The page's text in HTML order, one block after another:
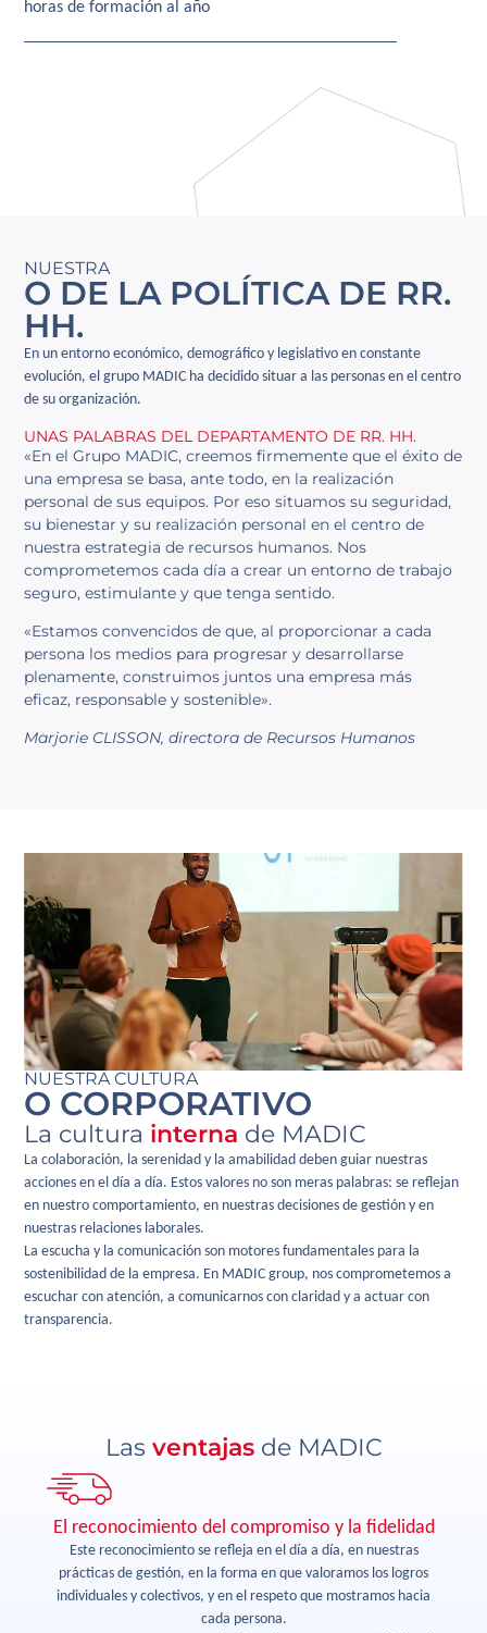
horas de formación al año
NUESTRA
O DE LA POLÍTICA DE RR.
HH.
En un entorno económico, demográfico y legislativo en constante
evolución, el grupo MADIC ha decidido situar a las personas en el centro
de su organización.
UNAS PALABRAS DEL DEPARTAMENTO DE RR. HH.
«En el Grupo MADIC, creemos firmemente que el éxito de
una empresa se basa, ante todo, en la realización
personal de sus equipos. Por eso situamos su seguridad,
su bienestar y su realización personal en el centro de
nuestra estrategia de recursos humanos. Nos
comprometemos cada día a crear un entorno de trabajo
seguro, estimulante y que tenga sentido.
«Estamos convencidos de que, al proporcionar a cada
persona los medios para progresar y desarrollarse
plenamente, construimos juntos una empresa más
eficaz, responsable y sostenible».
Marjorie CLISSON, directora de Recursos Humanos
NUESTRA CULTURA
O CORPORATIVO
La cultura interna de MADIC
La colaboración, la serenidad y la amabilidad deben guiar nuestras
acciones en el día a día. Estos valores no son meras palabras: se reflejan
en nuestro comportamiento, en nuestras decisiones de gestión y en
nuestras relaciones laborales.
La escucha y la comunicación son motores fundamentales para la
sostenibilidad de la empresa. En MADIC group, nos comprometemos a
escuchar con atención, a comunicarnos con claridad y a actuar con
transparencia.
Las ventajasde MADIC
El reconocimiento del compromiso y la fidelidad
Este reconocimiento se refleja en el día a día, en nuestras
prácticas de gestión, en la forma en que valoramos los logros
individuales y colectivos, y en el respeto que mostramos hacia
cada persona.